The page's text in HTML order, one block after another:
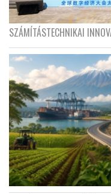
SZÁMÍTÁSTECHNIKAI